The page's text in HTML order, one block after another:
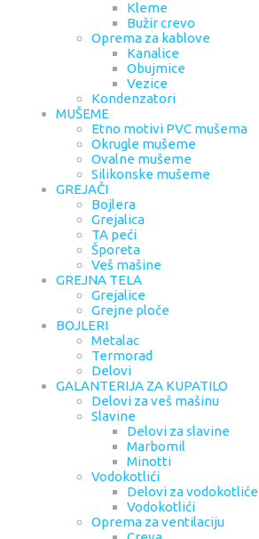
Kleme
Bužir crevo
Oprema za kablove
Kanalice
Obujmice
Vezice
Kondenzatori
MUŠEME
Etno motivi PVC mušema
Okrugle mušeme
Ovalne mušeme
Silikonske mušeme
GREJAČI
Bojlera
Grejalica
TA peći
Šporeta
Veš mašine
GREJNA TELA
Grejalice
Grejne ploče
BOJLERI
Metalac
Termorad
Delovi
GALANTERIJA ZA KUPATILO
Delovi za veš mašinu
Slavine
Delovi za slavine
Marbomil
Minotti
Vodokotlići
Delovi za vodokotliće
Vodokotlići
Oprema za ventilaciju